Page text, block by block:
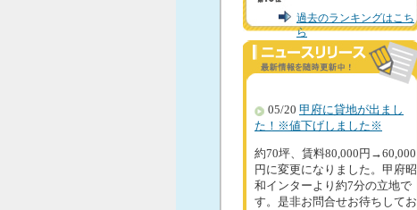
過去のランキングはこち
ら
05/20 甲府に貸地が出まし
た！※値下げしました※
約70坪、賃料80,000円→60,000
円に変更になりました。甲府昭
和インターより約7分の立地で
す。是非お問合せお待ちしてお